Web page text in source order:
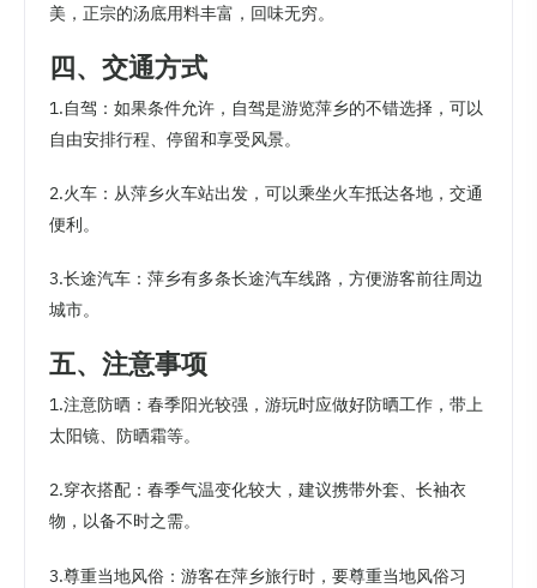
美，正宗的汤底用料丰富，回味无穷。
四、交通方式
1.自驾：如果条件允许，自驾是游览萍乡的不错选择，可以
自由安排行程、停留和享受风景。
2.火车：从萍乡火车站出发，可以乘坐火车抵达各地，交通
便利。
3.长途汽车：萍乡有多条长途汽车线路，方便游客前往周边
城市。
五、注意事项
1.注意防晒：春季阳光较强，游玩时应做好防晒工作，带上
太阳镜、防晒霜等。
2.穿衣搭配：春季气温变化较大，建议携带外套、长袖衣
物，以备不时之需。
3.尊重当地风俗：游客在萍乡旅行时，要尊重当地风俗习